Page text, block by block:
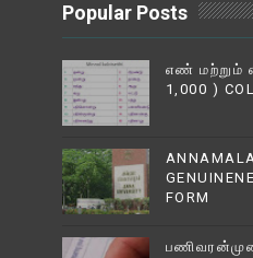
Popular Posts
எண் மற்றும்
1,000 )
FORM